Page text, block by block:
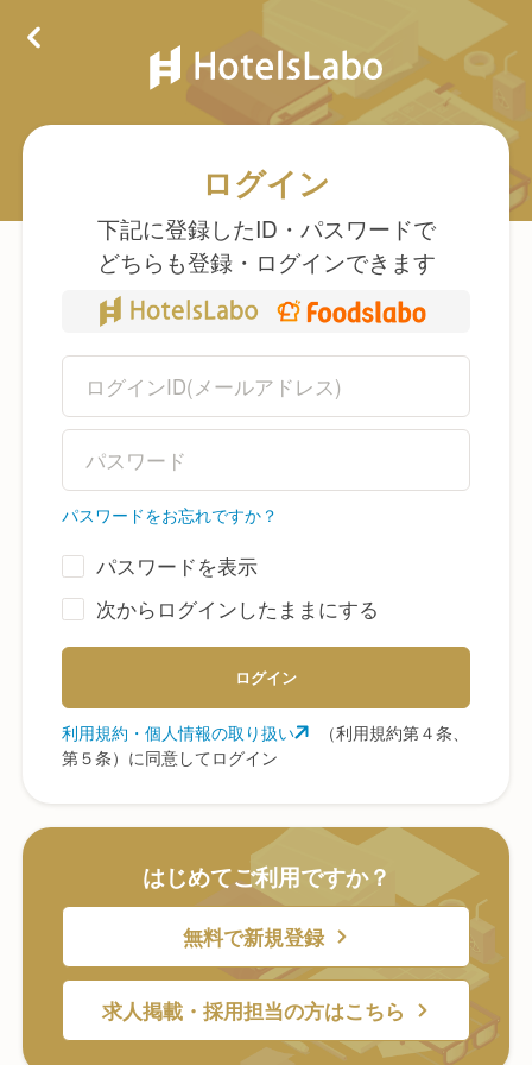
ログイン
下記に登録したID・パスワードで
どちらも登録・ログインできます
パスワードをお忘れですか？
パスワードを表示
次からログインしたままにする
ログイン
利用規約・個人情報の取り扱い
（利用規約第４条、
第５条）に同意してログイン
はじめてご利用ですか？
無料で新規登録
求人掲載・採用担当の方はこちら